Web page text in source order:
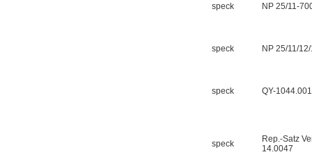
speck NP 25/11-
speck NP 25/11/
speck QY-
speck
Rep.-Satz
14.0047